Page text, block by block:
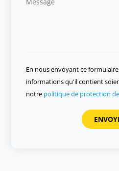
En nous envoyant ce
informations qu'il contient
notre politique de protection